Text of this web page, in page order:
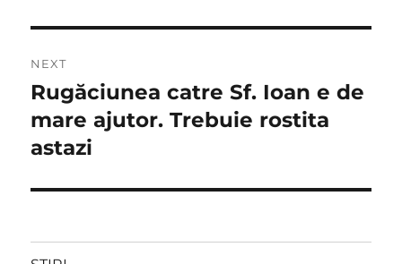
NEXT
Next
post:
Rugăciunea catre Sf. Ioan e de
mare ajutor. Trebuie rostita
astazi